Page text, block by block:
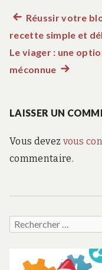
Navigation
de
Article
précédent :
Réussir votre
recette simple et
Le viager : une
méconnueArticle
LAISSER UN
Vous devez vous
commentaire.
Recherche